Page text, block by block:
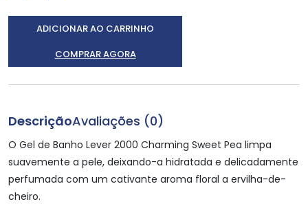
ADICIONAR AO CARRINHO
COMPRAR AGORA
DescriçãoAvaliações (0)
O Gel de Banho Lever 2000 Charming Sweet Pea limpa
suavemente a pele, deixando-a hidratada e delicadamente
perfumada com um cativante aroma floral a ervilha-de-
cheiro.